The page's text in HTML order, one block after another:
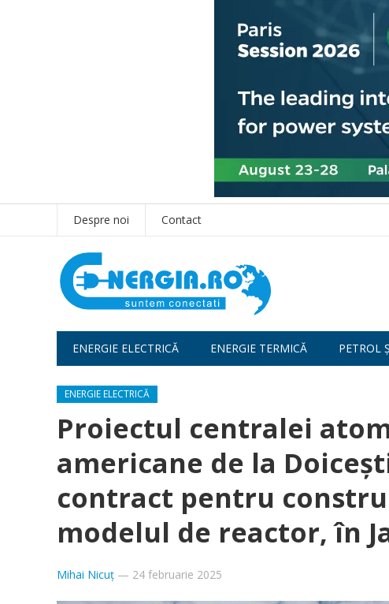
Despre noi Contact
ENERGIE ELECTRICĂ ENERGIE TERMICĂ PETROL
ENERGIE ELECTRICĂ
Proiectul centralei
americane de la
contract pentru
modelul de reactor, în
Mihai Nicuț — 24 februarie 2025